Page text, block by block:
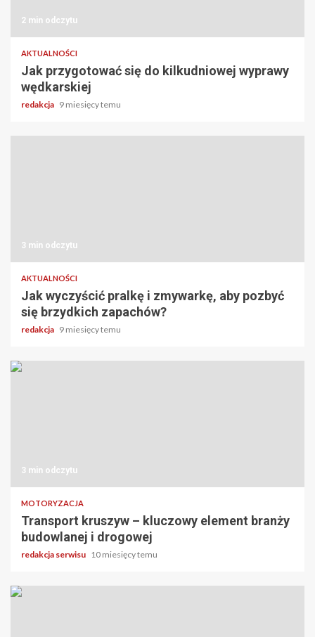
2 min odczytu
AKTUALNOŚCI
Jak przygotować się do kilkudniowej wyprawy
wędkarskiej
redakcja 9 miesięcy temu
3 min odczytu
AKTUALNOŚCI
Jak wyczyścić pralkę i zmywarkę, aby pozbyć
się brzydkich zapachów?
redakcja 9 miesięcy temu
3 min odczytu
MOTORYZACJA
Transport kruszyw – kluczowy element branży
budowlanej i drogowej
redakcja serwisu 10 miesięcy temu